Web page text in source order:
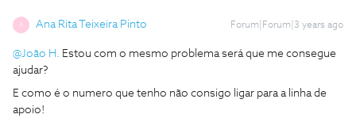
A Ana Rita Teixeira Pinto Forum|Forum|3 years ago
@João H. Estou com o mesmo problema será que me consegue
ajudar?
E como é o numero que tenho não consigo ligar para a linha de
apoio!